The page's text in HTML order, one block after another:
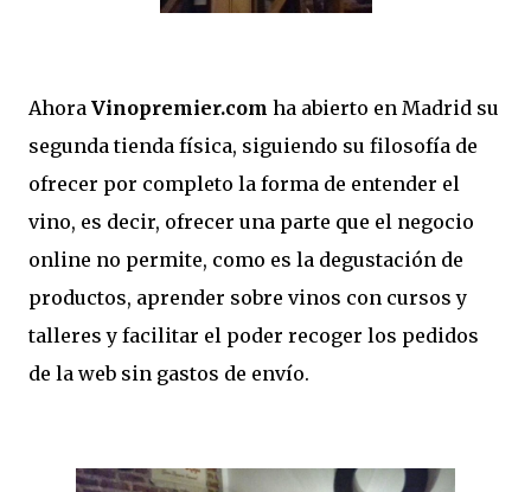
Ahora Vinopremier.com ha abierto en Madrid su
segunda tienda física, siguiendo su filosofía de
ofrecer por completo la forma de entender el
vino, es decir, ofrecer una parte que el negocio
online no permite, como es la degustación de
productos, aprender sobre vinos con cursos y
talleres y facilitar el poder recoger los pedidos
de la web sin gastos de envío.